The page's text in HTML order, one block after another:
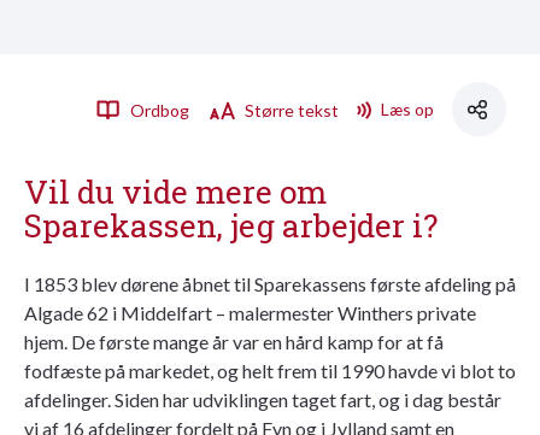
Ordbog Større tekst Læs op
Vil du vide mere om
Sparekassen, jeg arbejder i?
I 1853 blev dørene åbnet til Sparekassens første afdeling på
Algade 62 i Middelfart – malermester Winthers private
hjem. De første mange år var en hård kamp for at få
fodfæste på markedet, og helt frem til 1990 havde vi blot to
afdelinger. Siden har udviklingen taget fart, og i dag består
vi af 16 afdelinger fordelt på Fyn og i Jylland samt en